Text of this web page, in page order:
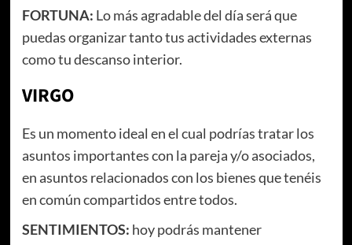
FORTUNA: Lo más agradable del día será que
puedas organizar tanto tus actividades externas
como tu descanso interior.
VIRGO
Es un momento ideal en el cual podrías tratar los
asuntos importantes con la pareja y/o asociados,
en asuntos relacionados con los bienes que tenéis
en común compartidos entre todos.
SENTIMIENTOS: hoy podrás mantener